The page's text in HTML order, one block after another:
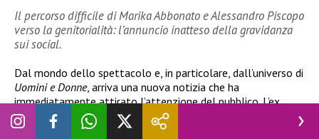
Il percorso difficile di Marika Abbonato e Alessandro Piscopo
verso la genitorialità: l’annuncio inatteso della gravidanza
sui social.
Dal mondo dello spettacolo e, in particolare, dall’universo di
Uomini e Donne, arriva una nuova notizia che ha
immediatamente attirato l’attenzione del pubblico. L’ex
corteggiatriceMarika Abbonato
social una novità molto importante della sua vita privata: